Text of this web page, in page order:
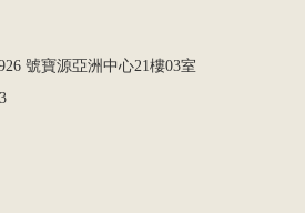
號寶源亞洲中心21樓03室